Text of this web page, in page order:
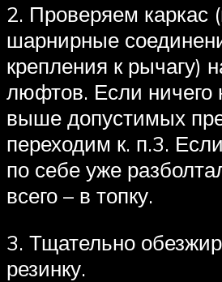
2. Проверяем каркас
шарнирные
крепления к рычагу)
люфтов. Если ничего
выше допустимых
переходим к. п.3.
по себе уже
всего – в топку.
3. Тщательно
резинку.